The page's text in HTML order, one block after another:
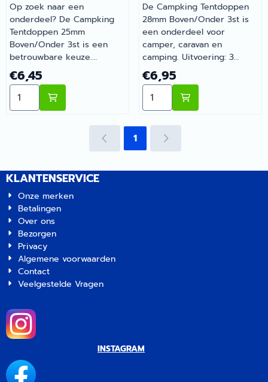
Op zoek naar een
onderdeel? De Campking
Tentdoppen 25mm
Boven/Onder 3st is een
betrouwbare keuze.
Uitvoering: 3 stuks.
Onmisbaar voor wie
comfortabel op pad gaat
met de camper of caravan.
Barsema Recreatie, jouw
Prijs: 6,45
€6,45
Aantal kiezen voor Campking Tentdoppen 25mm
De Campking Tentdoppen
28mm Boven/Onder 3st is
een onderdeel voor
camper, caravan en
camping. Uitvoering: 3
stuks. Onmisbaar voor wie
comfortabel op pad gaat
met de camper of caravan.
Bij Barsema Recreatie,
caravanonderdelen, vind je
het juiste artikel met
Prijs: 6,95
€6,95
Aantal kiezen voor
1
KLANTENSERVICE
Onze merken
Betalingen
Over ons
Bezorgen
Privacy
Algemene voorwaarden
Contact
Veelgestelde Vragen
INSTAGRAM